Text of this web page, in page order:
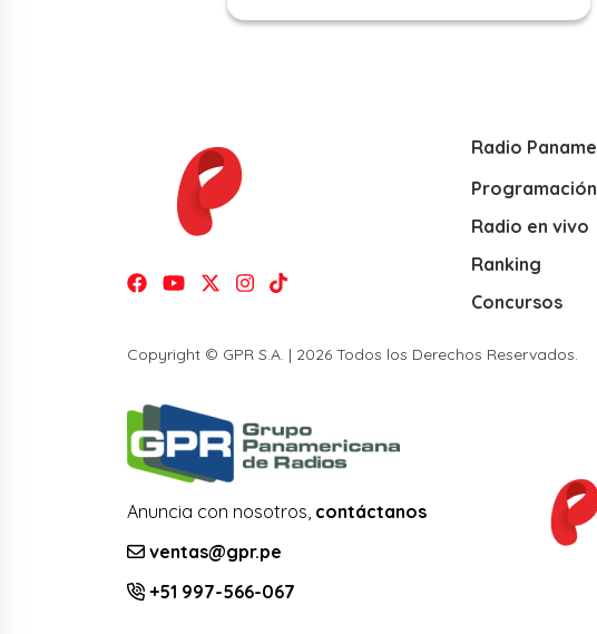
Radio
Programación
Radio en vivo
Ranking
Concursos
Copyright © GPR S.A. | 2026 Todos los Derechos Reservados.
Anuncia con nosotros, contáctanos
ventas@gpr.pe
+51 997-566-067